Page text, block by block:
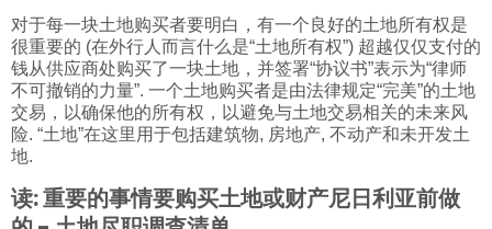
对于每一块土地购买者要明白，有一个良好的土地所有权是
很重要的 (在外行人而言什么是“土地所有权”) 超越仅仅支付的
钱从供应商处购买了一块土地，并签署“协议书”表示为“律师
不可撤销的力量”. 一个土地购买者是由法律规定“完美”的土地
交易，以确保他的所有权，以避免与土地交易相关的未来风
险. “土地”在这里用于包括建筑物, 房地产, 不动产和未开发土
地.
读:重要的事情要购买土地或财产尼日利亚前做